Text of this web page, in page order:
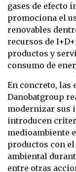
gases de efecto
promociona el
renovables
recursos de
productos y
consumo de
En concreto, las
Danobatgroup
modernizar sus
introducen
medioambiente
productos con
ambiental
entre otras